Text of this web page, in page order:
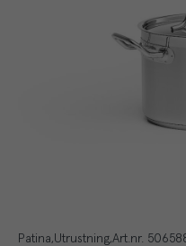
Patina Utrustning Art.nr.